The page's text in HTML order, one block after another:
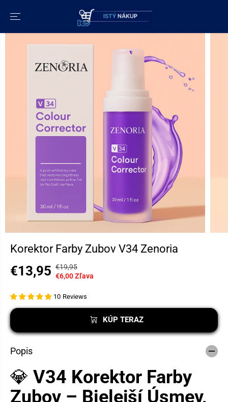
PREJDITE NA
INFORMÁCIE O
Korektor Farby Zubov V34 Zenoria
P
E
D
J
Á
E
N
A
€13,95 B
E
N
Á
E
€19,95
U
L
Ž
I
S
€6,00 Zľava
10 Reviews
KÚP TERAZ
Popis
💎 V34 Korektor Farby
Zubov – Bielejší Úsmev,